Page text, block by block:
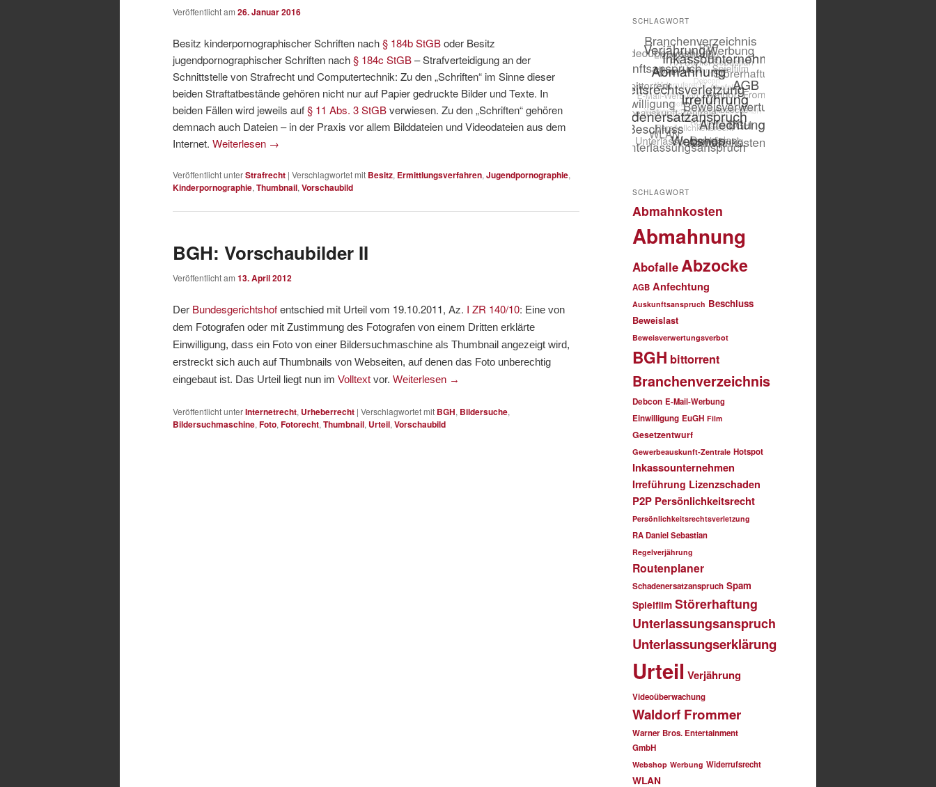
Veröffentlicht am 26. Januar 2016
Besitz kinderpornographischer Schriften nach§ 184b StGBoder Besitz
jugendpornographischer Schriften nach§ 184c StGB– Strafverteidigung an der
Schnittstelle von Strafrecht und Computertechnik: Zu den „Schriften“ im Sinne dieser
beiden Straftatbestände gehören nicht nur auf Papier gedruckte Bilder und Texte. In
beiden Fällen wird jeweils auf§ 11 Abs. 3 StGBverwiesen. Zu den „Schriften“ gehören
demnach auch Dateien – in der Praxis vor allem Bilddateien und Videodateien aus dem
Internet. Weiterlesen →
Veröffentlicht unterStrafrecht | Verschlagwortet mit Besitz, Ermittlungsverfahren, Jugendpornographie,
Kinderpornographie, Thumbnail, Vorschaubild
BGH: Vorschaubilder II
Veröffentlicht am 13. April 2012
Der Bundesgerichtshofentschied mit Urteil vom 19.10.2011, Az. I ZR 140/10: Eine von
dem Fotografen oder mit Zustimmung des Fotografen von einem Dritten erklärte
Einwilligung, dass ein Foto von einer Bildersuchmaschine als Thumbnail angezeigt wird,
erstreckt sich auch auf Thumbnails von Webseiten, auf denen das Foto unberechtig
eingebaut ist. Das Urteil liegt nun im Volltext vor. Weiterlesen →
Veröffentlicht unterInternetrecht, Urheberrecht | Verschlagwortet mit BGH, Bildersuche,
Bildersuchmaschine, Foto, Fotorecht, Thumbnail, Urteil, Vorschaubild
SCHLAGWORT
SCHLAGWORT
Abmahnkosten
Abmahnung
AbofalleAbzocke
AGB Anfechtung
Auskunftsanspruch Beschluss
Beweislast
Beweisverwertungsverbot
BGH bittorrent
Branchenverzeichnis
Debcon E-Mail-Werbung
Einwilligung EuGH Film
Gesetzentwurf
Gewerbeauskunft-Zentrale Hotspot
Inkassounternehmen
Irreführung Lizenzschaden
P2P Persönlichkeitsrecht
Persönlichkeitsrechtsverletzung
RA Daniel Sebastian
Regelverjährung
Routenplaner
Schadenersatzanspruch Spam
Spielfilm Störerhaftung
Unterlassungsanspruch
Unterlassungserklärung
Urteil Verjährung
Videoüberwachung
Waldorf Frommer
Warner Bros. Entertainment
GmbH
Webshop Werbung Widerrufsrecht
WLAN